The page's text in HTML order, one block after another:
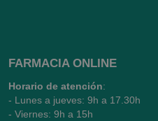
FARMACIA ONLINE
Horario de atención:
- Lunes a jueves: 9h a 17.30h
- Viernes: 9h a 15h